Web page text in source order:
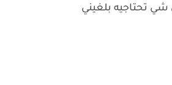
تحتاجيه بلغيني